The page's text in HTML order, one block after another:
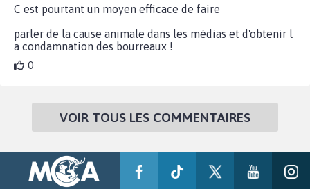
C est pourtant un moyen efficace de faire
parler de la cause animale dans les médias et d'obtenir l
a condamnation des bourreaux !
0
VOIR TOUS LES COMMENTAIRES